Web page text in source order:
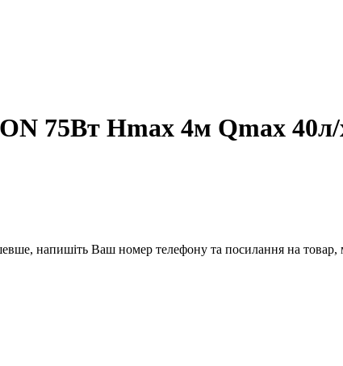
75Вт Hmax 4м Qmax
напишіть Ваш номер телефону та посилання на